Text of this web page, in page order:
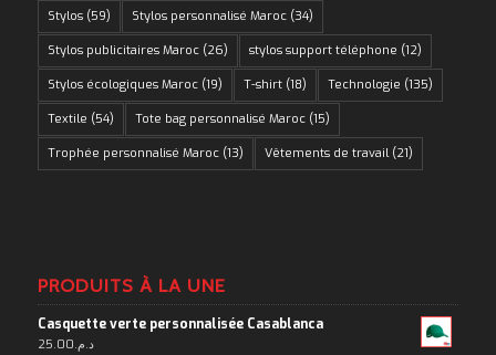
Stylos(59) Stylos personnalisé Maroc(34)
Stylos publicitaires Maroc(26) stylos support téléphone (12)
Stylos écologiques Maroc(19) T-shirt(18) Technologie (135)
Textile (54) Tote bag personnalisé Maroc(15)
Trophée personnalisé Maroc(13) Vêtements de travail(21)
PRODUITS À LA UNE
Casquette verte personnalisée Casablanca
د.م.25.00